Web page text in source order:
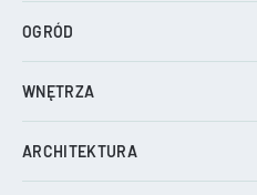
OGRÓD
WNĘTRZA
ARCHITEKTURA